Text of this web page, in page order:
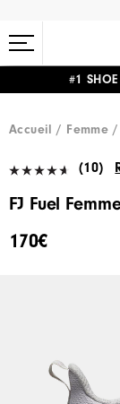
#1
Accueil
Femme
(10)
FJ Fuel
170€